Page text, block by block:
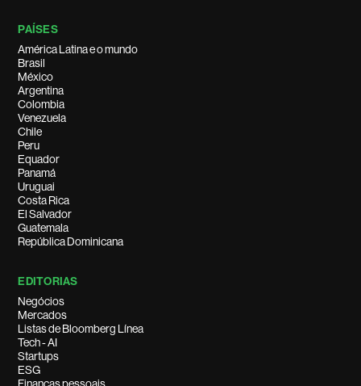
PAÍSES
América Latina e o mundo
Brasil
México
Argentina
Colombia
Venezuela
Chile
Peru
Equador
Panamá
Uruguai
Costa Rica
El Salvador
Guatemala
República Dominicana
EDITORIAS
Negócios
Mercados
Listas de Bloomberg Línea
Tech - AI
Startups
ESG